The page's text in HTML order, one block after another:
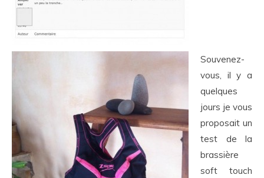
Souvenez-
vous, il y a
quelques
jours je vous
proposait un
test de la
brassière
soft touch